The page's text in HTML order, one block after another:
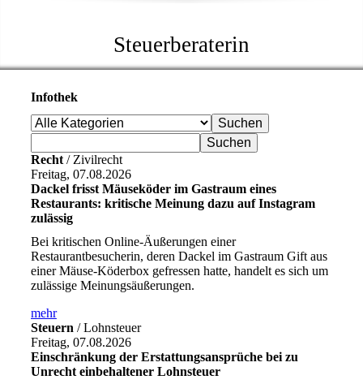
Steuerberaterin
Infothek
Recht/ Zivilrecht
Freitag, 07.08.2026
Dackel frisst Mäuseköder im Gastraum eines
Restaurants: kritische Meinung dazu auf Instagram
zulässig
Bei kritischen Online-Äußerungen einer
Restaurantbesucherin, deren Dackel im Gastraum Gift aus
einer Mäuse-Köderbox gefressen hatte, handelt es sich um
zulässige Meinungsäußerungen.
mehr
Steuern / Lohnsteuer
Freitag, 07.08.2026
Einschränkung der Erstattungsansprüche bei zu
Unrecht einbehaltener Lohnsteuer